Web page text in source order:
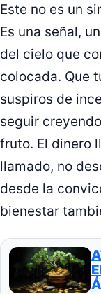
Este no es un
Es una señal,
del cielo que
colocada. Que
suspiros de
seguir
fruto. El dinero
llamado, no
desde la
bienestar